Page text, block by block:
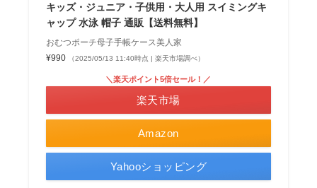
キッズ・ジュニア・子供用・大人用 スイミングキ
ャップ 水泳 帽子 通販【送料無料】
おむつポーチ母子手帳ケース美人家
¥990
（2025/05/13 11:40時点 | 楽天市場調べ）
Amazon
＼楽天ポイント5倍セール！／
楽天市場
Yahooショッピング